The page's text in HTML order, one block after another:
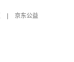
京东公益